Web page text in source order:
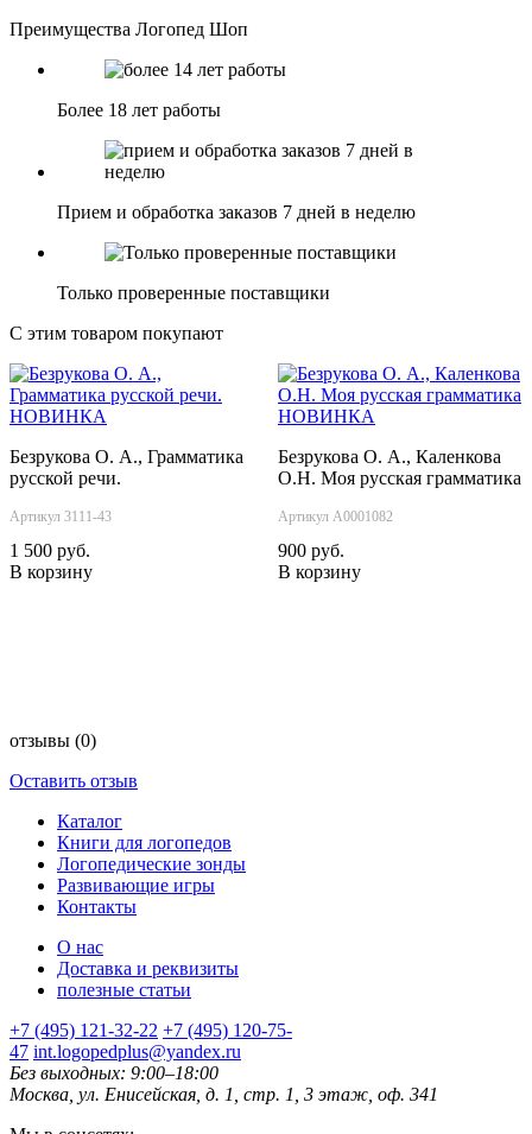
Преимущества Логопед Шоп
Более 18 лет работы
Прием и обработка заказов 7 дней в неделю
Только проверенные поставщики
С этим товаром покупают
НОВИНКА
Безрукова О. А., Грамматика
русской речи.
Артикул 3111-43
1 500 руб.
В корзину
НОВИНКА
Безрукова О. А., Каленкова
О.Н. Моя русская грамматика
Артикул А0001082
900 руб.
В корзину
отзывы (0)
Оставить отзыв
Каталог
Книги для логопедов
Логопедические зонды
Развивающие игры
Контакты
О нас
Доставка и реквизиты
полезные статьи
+7 (495) 121-32-22 +7 (495) 120-75-
47 int.logopedplus@yandex.ru
Без выходных: 9:00–18:00
Москва, ул. Енисейская, д. 1, стр. 1, 3 этаж, оф. 341